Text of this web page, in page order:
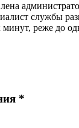
службы
минут, реже до
*